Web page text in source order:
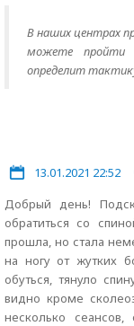
В наших центрах
можете пройти
определит
13.01.2021 22:52
Добрый день!
обратиться со
прошла, но стала
на ногу от жутких
обуться, тянуло
видно кроме
несколько